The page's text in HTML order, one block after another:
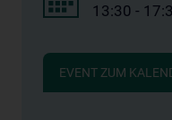
13:30 -
EVENT ZUM